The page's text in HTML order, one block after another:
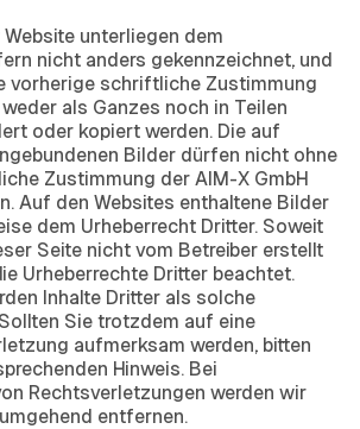
unterliegen dem
nicht anders gekennzeichnet, und
vorherige schriftliche Zustimmung
als Ganzes noch in Teilen
oder kopiert werden. Die auf
Bilder dürfen nicht ohne
Zustimmung der AIM-X GmbH
Auf den Websites enthaltene Bilder
dem Urheberrecht Dritter. Soweit
Seite nicht vom Betreiber erstellt
Urheberrechte Dritter beachtet.
Inhalte Dritter als solche
Sie trotzdem auf eine
aufmerksam werden, bitten
Hinweis. Bei
Rechtsverletzungen werden wir
entfernen.